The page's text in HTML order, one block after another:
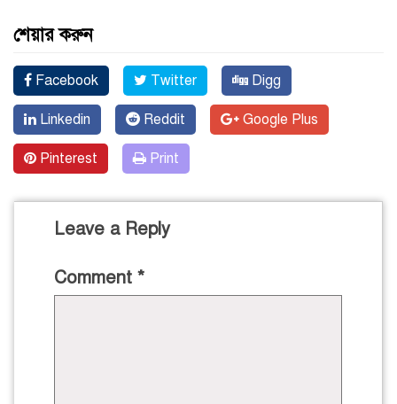
শেয়ার করুন
Facebook Twitter Digg
Linkedin Reddit Google Plus
Pinterest Print
Leave a Reply
Comment *